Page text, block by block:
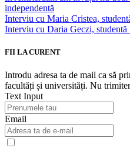
independentă
Interviu cu Maria Cristea,
Interviu cu Daria Geczi,
FII LA CURENT
Introdu adresa ta de mail ca să
facultăți și universități. Nu
Text Input
Email